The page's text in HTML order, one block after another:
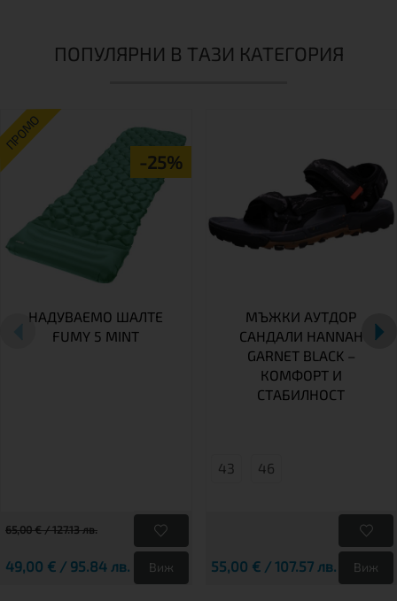
ПОПУЛЯРНИ В ТАЗИ КАТЕГОРИЯ
ПРОМО
-25%
НАДУВАЕМО ШАЛТЕ
FUMY 5 MINT
65,00 € / 127.13 лв.
49,00 € / 95.84 лв. Виж
МЪЖКИ АУТДОР
САНДАЛИ HANNAH
GARNET BLACK –
КОМФОРТ И
СТАБИЛНОСТ
43 46
55,00 € / 107.57 лв. Виж